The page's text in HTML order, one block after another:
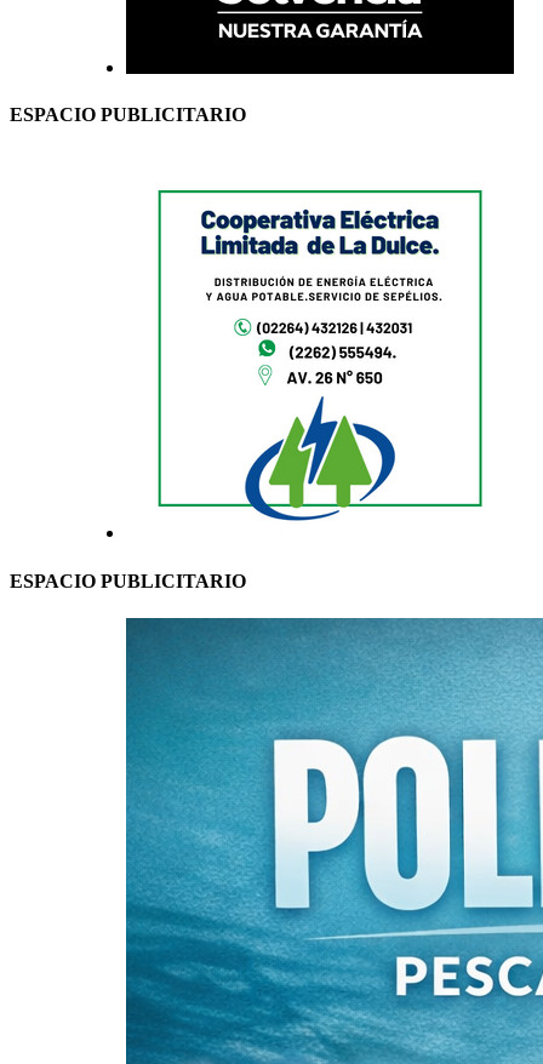
ESPACIO PUBLICITARIO
ESPACIO PUBLICITARIO